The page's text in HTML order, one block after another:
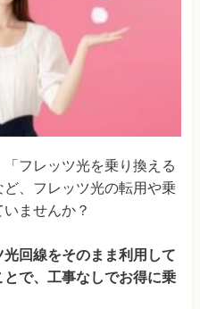
「フレッツ光を乗り換える
、フレッツ光の転用や乗
ませんか？
光回線をそのまま利用して
で、工事なしでお得に乗